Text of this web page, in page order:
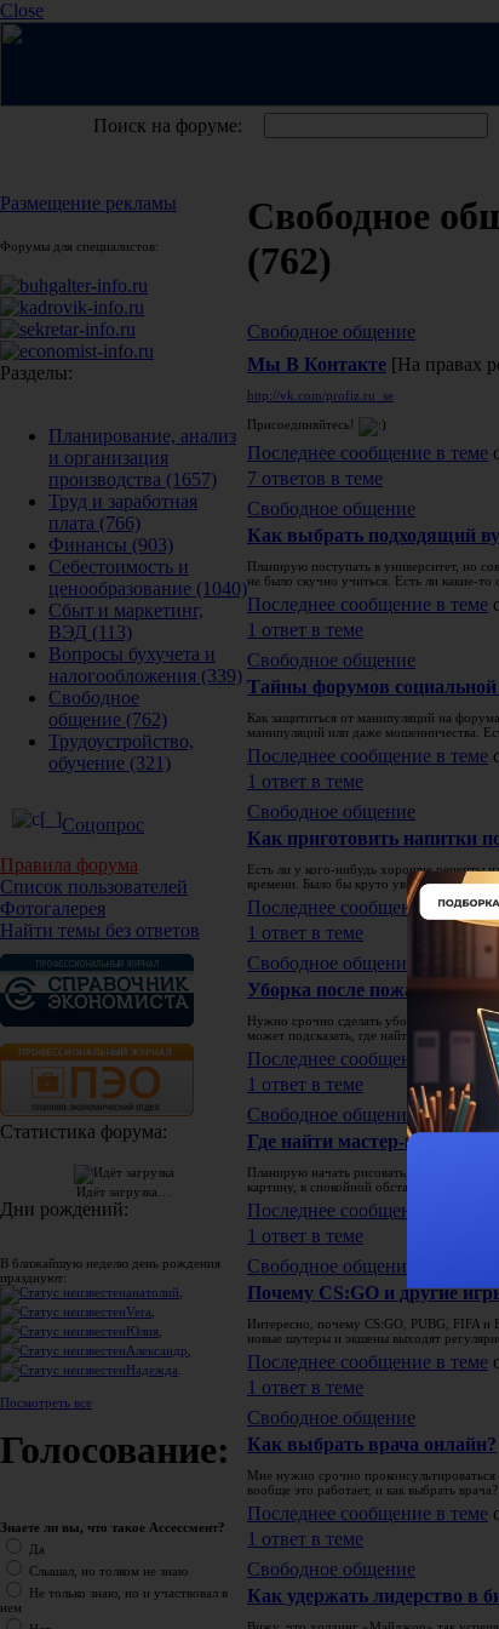
Close
Поиск на форуме:
Размещение рекламы
Форумы для специалистов:
Разделы:
Планирование, анализ
и организация
производства (1657)
Труд и заработная
плата (766)
Финансы (903)
Себестоимость и
ценообразование (1040)
Сбыт и маркетинг,
ВЭД (113)
Вопросы бухучета и
налогообложения (339)
Свободное
общение (762)
Трудоустройство,
обучение (321)
Соцопрос
Правила форума
Список пользователей
Фотогалерея
Найти темы без ответов
Статистика форума:
Идёт загрузка…
Дни рождений:
В ближайшую неделю день рождения
празднуют:
анатолий
Vera
Юлия
Александр
Надежда
Посмотреть все
Голосование:
Знаете ли вы, что такое Ассессмент?
Да
Слышал, но толком не знаю
Не только знаю, но и участвовал в
нем
Свободное
(762)
Свободное общение
Мы В Контакте [На правах
http://vk.com/profiz.ru_se
Присоединяйтесь!
Последнее сообщение в теме
7 ответов в теме
Свободное общение
Как выбрать подходящий
Планирую поступать в университет, но
не было скучно учиться. Есть ли какие-
Последнее сообщение в теме
1 ответ в теме
Свободное общение
Тайны форумов
Как защититься от манипуляций на
манипуляций или даже мошенничества.
Последнее сообщение в теме
1 ответ в теме
Свободное общение
Как приготовить напитки
Есть ли у кого-нибудь хорошие рецепты
времени. Было бы круто увидеть фото с
Последнее сообщение в теме
1 ответ в теме
Свободное общение
Уборка после пожара
Нужно срочно сделать уборку после
может подсказать, где найти нормальную
Последнее сообщение в теме
1 ответ в теме
Свободное общение
Где найти мастер-класс по
Планирую начать рисовать, но не знаю,
картину, в спокойной обстановке и с
Последнее сообщение в теме
1 ответ в теме
Свободное общение
Почему CS:GO и другие
Интересно, почему CS:GO, PUBG, FIFA и
новые шутеры и экшены выходят
Последнее сообщение в теме
1 ответ в теме
Свободное общение
Как выбрать врача онлайн?
Мне нужно срочно
вообще это работает, и как выбрать
Последнее сообщение в теме
1 ответ в теме
Свободное общение
Как удержать лидерство в